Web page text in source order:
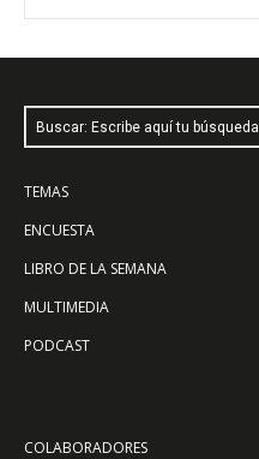
Buscar: Escribe aquí tu búsqueda
TEMAS
ENCUESTA
LIBRO DE LA SEMANA
MULTIMEDIA
PODCAST
COLABORADORES